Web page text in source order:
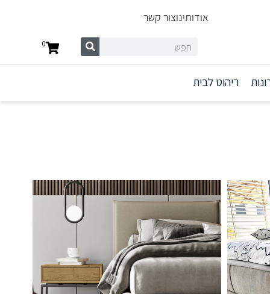
אודותינוצור קשר
0
ריהוט לבית